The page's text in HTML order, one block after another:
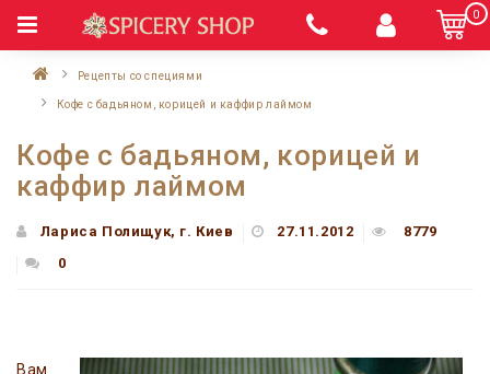
0
Рецепты со специями
Кофе с бадьяном, корицей и каффир лаймом
Кофе с бадьяном, корицей и
каффир лаймом
Лариса Полищук, г. Киев 27.11.2012
8779
0
Вам